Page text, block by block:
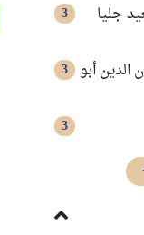
3
جليا
3
أبو
3